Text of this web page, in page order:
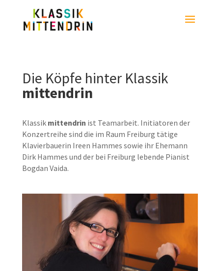
Die Köpfe hinter Klassik
mittendrin
Klassik mittendrin ist Teamarbeit. Initiatoren der
Konzertreihe sind die im Raum Freiburg tätige
Klavierbauerin Ireen Hammes sowie ihr Ehemann
Dirk Hammes und der bei Freiburg lebende Pianist
Bogdan Vaida.